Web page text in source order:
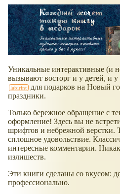
Уникальные интерактивные (и
вызывают восторг и у детей, и у
для подарков на Новый
праздники.
Только бережное обращение с
оформление! Здесь вы не
шрифтов и небрежной верстки.
сплошное удовольствие.
интересные комментарии.
излишеств.
Эти книги сделаны со вкусом:
профессионально.